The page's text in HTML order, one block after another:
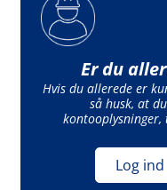
Er du
Hvis du allerede er
så husk, at
kontooplysninger,
Log ind